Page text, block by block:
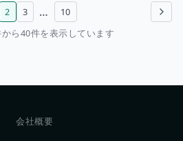
次のページ
2 3 …
10
ら40件を表示しています
会社概要